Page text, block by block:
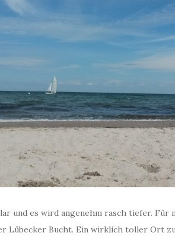
und es wird angenehm rasch tiefer. Für
Lübecker Bucht. Ein wirklich toller Ort